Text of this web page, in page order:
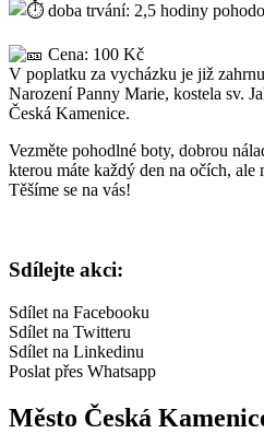
doba trvání: 2,5 hodiny
Cena: 100 Kč
V poplatku za vycházku je již
Narození Panny Marie, kostela sv.
Česká Kamenice.
Vezměte pohodlné boty, dobrou
kterou máte každý den na očích, ale
Těšíme se na vás!
Sdílejte akci:
Sdílet na Facebooku
Sdílet na Twitteru
Sdílet na Linkedinu
Poslat přes Whatsapp
Město Česká